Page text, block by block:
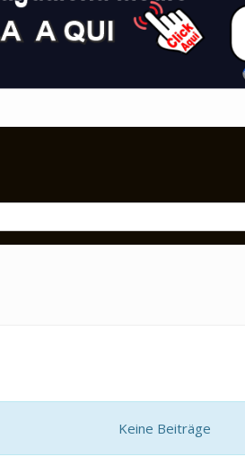
Keine Beiträge